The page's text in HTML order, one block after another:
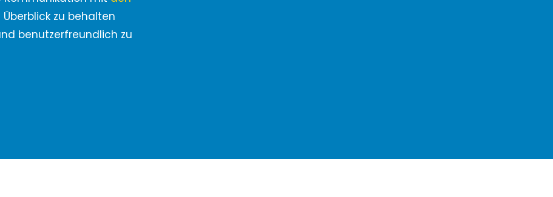
Ziber SenseViewZustimmungsanfragen
Gesprächsplaner
Zahlungsaufforderungen
zu behalten
benutzerfreundlich zu